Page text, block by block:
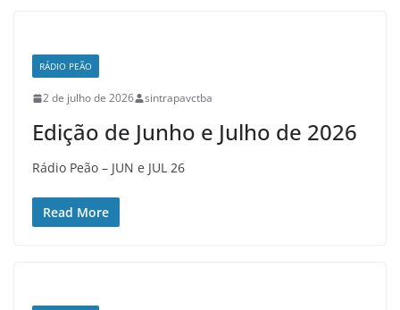
RÁDIO PEÃO
2 de julho de 2026 sintrapavctba
Edição de Junho e Julho de 2026
Rádio Peão – JUN e JUL 26
Read More